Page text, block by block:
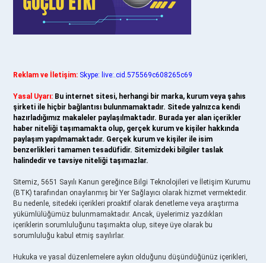
Reklam ve İletişim: Skype: live:.cid.575569c608265c69
Yasal Uyarı: Bu internet sitesi, herhangi bir marka, kurum veya şahıs
şirketi ile hiçbir bağlantısı bulunmamaktadır. Sitede yalnızca kendi
hazırladığımız makaleler paylaşılmaktadır. Burada yer alan içerikler
haber niteliği taşımamakta olup, gerçek kurum ve kişiler hakkında
paylaşım yapılmamaktadır. Gerçek kurum ve kişiler ile isim
benzerlikleri tamamen tesadüfidir. Sitemizdeki bilgiler taslak
halindedir ve tavsiye niteliği taşımazlar.
Sitemiz, 5651 Sayılı Kanun gereğince Bilgi Teknolojileri ve İletişim Kurumu
(BTK) tarafından onaylanmış bir Yer Sağlayıcı olarak hizmet vermektedir.
Bu nedenle, sitedeki içerikleri proaktif olarak denetleme veya araştırma
yükümlülüğümüz bulunmamaktadır. Ancak, üyelerimiz yazdıkları
içeriklerin sorumluluğunu taşımakta olup, siteye üye olarak bu
sorumluluğu kabul etmiş sayılırlar.
Hukuka ve yasal düzenlemelere aykırı olduğunu düşündüğünüz içerikleri,